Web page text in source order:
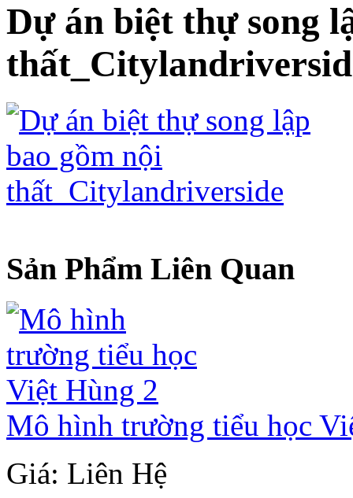
Dự án biệt thự song
Sản Phẩm Liên Quan
Mô hình trường tiểu học
Giá: Liên Hệ